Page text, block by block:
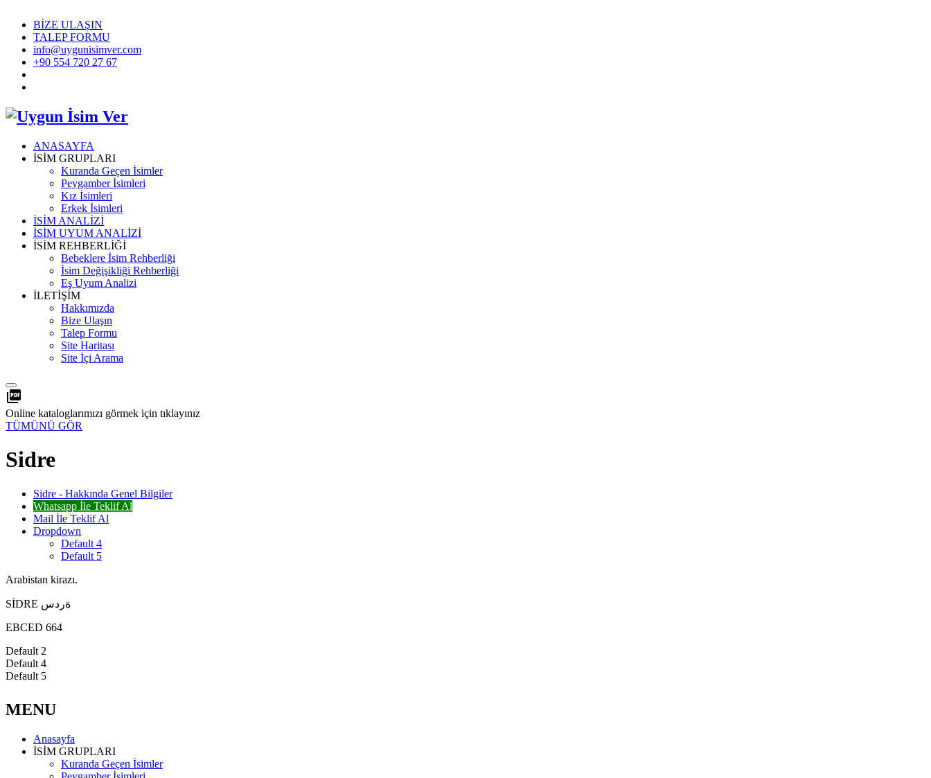
BİZE ULAŞIN
TALEP FORMU
info@uygunisimver.com
+90 554 720 27 67
ANASAYFA
İSİM GRUPLARI
Kuranda Geçen İsimler
Peygamber İsimleri
Kız İsimleri
Erkek İsimleri
İSİM ANALİZİ
İSİM UYUM ANALİZİ
İSİM REHBERLİĞİ
Bebeklere İsim Rehberliği
İsim Değişikliği Rehberliği
Eş Uyum Analizi
İLETİŞİM
Hakkımızda
Bize Ulaşın
Talep Formu
Site Haritası
Site İçi Arama
picture_as_pdf
Online kataloglarımızı görmek için tıklayınız
TÜMÜNÜ GÖR
Sidre
Sidre - Hakkında Genel Bilgiler
Whatsapp İle Teklif Al
Mail İle Teklif Al
Dropdown
Default 4
Default 5
Arabistan kirazı.
SİDRE ةردس
EBCED 664
Default 2
Default 4
Default 5
MENU
Anasayfa
İSİM GRUPLARI
Kuranda Geçen İsimler